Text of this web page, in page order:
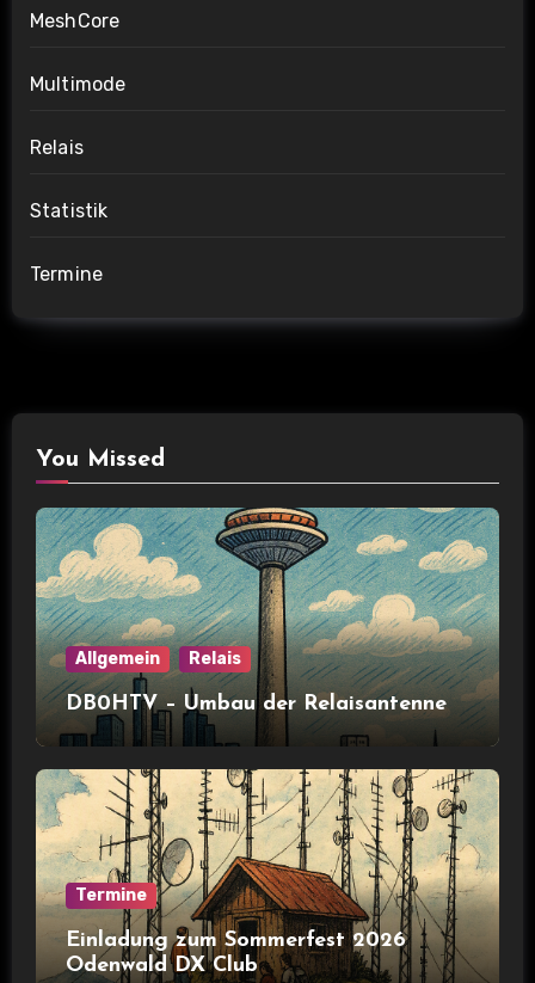
MeshCore
Multimode
Relais
Statistik
Termine
You Missed
Allgemein Relais
DB0HTV – Umbau der Relaisantenne
Termine
Einladung zum Sommerfest 2026
Odenwald DX Club